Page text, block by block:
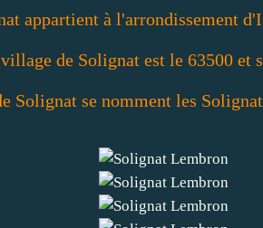
appartient à l'arrondissement
de Solignat est le 63500 et
Solignat se nomment les